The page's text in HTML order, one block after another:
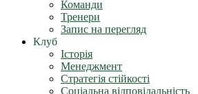
Команди
Тренери
Запис на перегляд
Клуб
Історія
Менеджмент
Стратегія стійкості
Соціальна відповідальність